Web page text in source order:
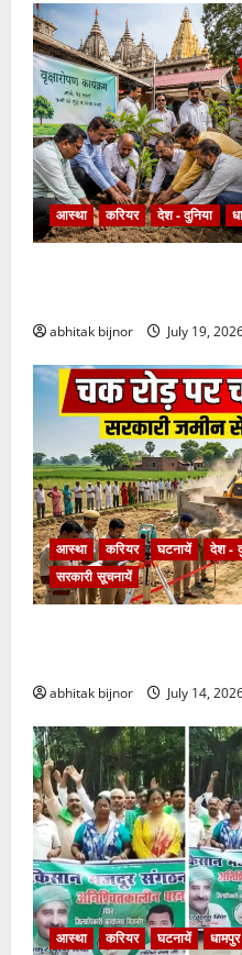
आस्था करियर देश - दुनिया
abhitak bijnor July 19,
आस्था करियर घटनायें देश -
सरकारी सूचनायें
abhitak bijnor July 14,
आस्था करियर घटनायें धामपुर